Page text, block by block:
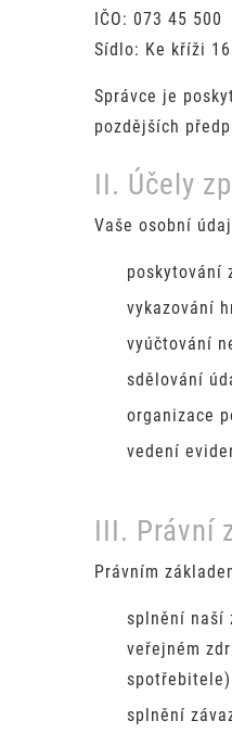
IČO: 073 45 500
Sídlo: Ke kříži
Správce je
pozdějších
II. Účely
Vaše osobní
poskytování
vykazování
vyúčtování
sdělování
organizace
vedení
III. Právní
Právním
splnění naší
veřejném
spotřebitele)
splnění